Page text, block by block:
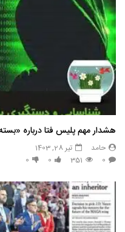
هشدار مهم پلیس فتا درباره
حامد
تیر 28, 1403
0
351
0
0